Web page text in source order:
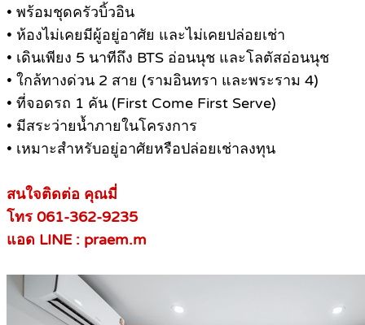
• พร้อมชุดครัวบิ้วอิน
• ห้องไม่เคยมีผู้อยู่อาศัย และไม่เคยปล่อยเช่า
• เดินเพียง 5 นาทีถึง BTS อ่อนนุช และโลตัสอ่อนนุช
• ใกล้ทางด่วน 2 สาย (รามอินทรา และพระราม 4)
• ที่จอดรถ 1 คัน (First Come First Serve)
• มีสระว่ายน้ำภายในโครงการ
• เหมาะสำหรับอยู่อาศัยหรือปล่อยเช่าลงทุน
สนใจติดต่อ คุณมี่
โทร 061-362-9235
แอด LINE : praem.m